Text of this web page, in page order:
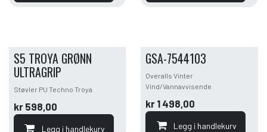
S5 TROYA GRØNN
ULTRAGRIP
Støvler PU Techno Troya
kr 598,00
Legg i handlekurv
GSA-7544103
Overalls Vinter
Vind/Vannavvisende
kr 1 498,00
Legg i handlekurv